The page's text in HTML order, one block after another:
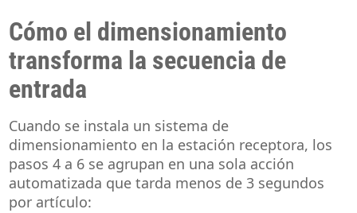
Cómo el dimensionamiento
transforma la secuencia de
entrada
Cuando se instala un sistema de
dimensionamiento en la estación receptora, los
pasos 4 a 6 se agrupan en una sola acción
automatizada que tarda menos de 3 segundos
por artículo: